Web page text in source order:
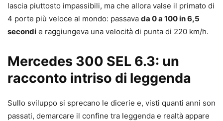
lascia piuttosto impassibili, ma che allora valse il primato di
4 porte più veloce al mondo: passava da 0 a 100 in 6,5
secondi e raggiungeva una velocità di punta di 220 km/h.
Mercedes 300 SEL 6.3: un
racconto intriso di leggenda
Sullo sviluppo si sprecano le dicerie e, visti quanti anni son
passati, demarcare il confine tra leggenda e realtà appare